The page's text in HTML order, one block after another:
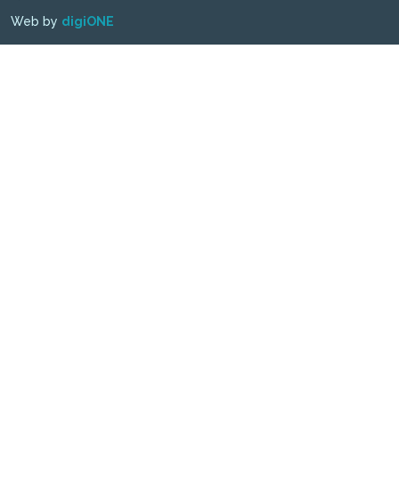
Web by digiONE